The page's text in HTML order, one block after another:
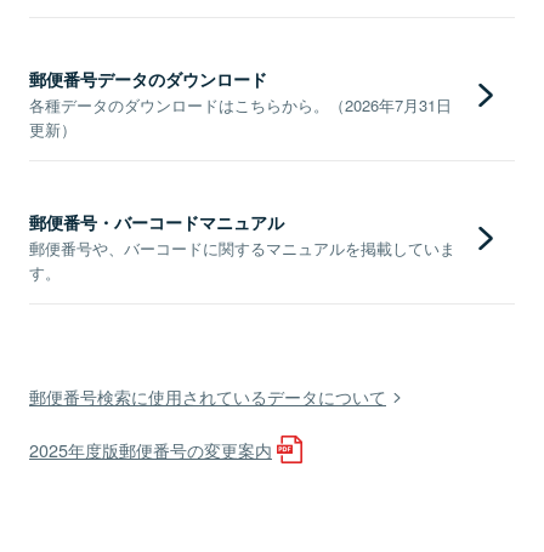
郵便番号データのダウンロード
各種データのダウンロードはこちらから。（2026年7月31日
更新）
郵便番号・バーコードマニュアル
郵便番号や、バーコードに関するマニュアルを掲載していま
す。
郵便番号検索に使用されているデータについて
2025年度版郵便番号の変更案内